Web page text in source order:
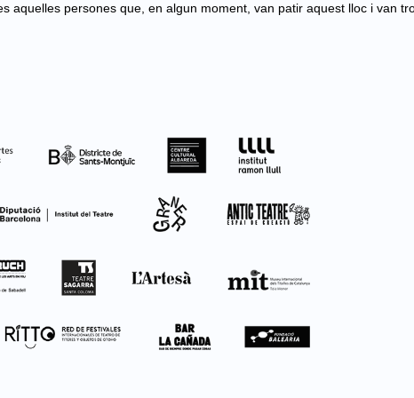
aquelles persones que, en algun moment, van patir aquest lloc i van